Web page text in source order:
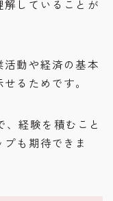
していることが
活動や経済の基本
るためです。
、経験を積むこと
も期待できま